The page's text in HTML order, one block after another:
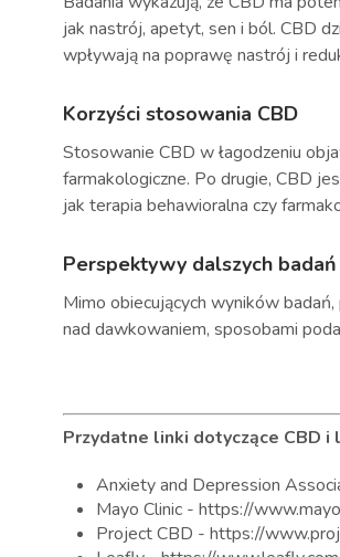
jak nastrój, apetyt, sen i ból. CBD
wpływają na poprawę nastrój i
Korzyści stosowania CBD
Stosowanie CBD w łagodzeniu
farmakologiczne. Po drugie, CBD
jak terapia behawioralna czy
Perspektywy dalszych badań
Mimo obiecujących wyników
nad dawkowaniem, sposobami
Przydatne linki dotyczące CBD
Anxiety and Depression
Mayo Clinic - https://
Project CBD - https://